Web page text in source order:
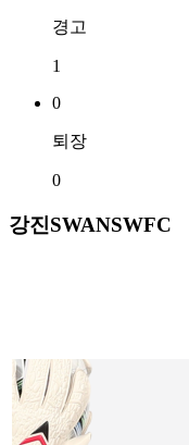
경고
1
0
퇴장
0
강진SWANSWFC